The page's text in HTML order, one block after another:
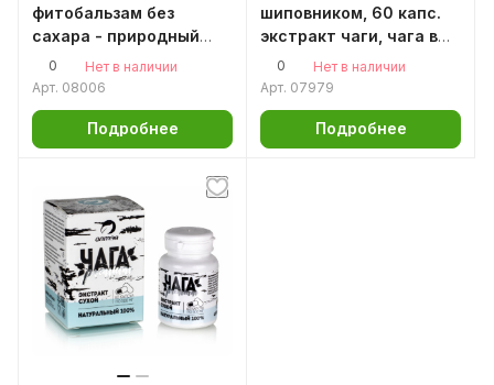
фитобальзам без
сахара - природный
антиоксидант
0
Нет в наличии
Арт. 08006
Подробнее
шиповником, 60 капс.
экстракт чаги, чага в
капсулах, Чага
березовая
березовый гриб,
алтайская чага для
0
Нет в наличии
Арт. 07979
Подробнее